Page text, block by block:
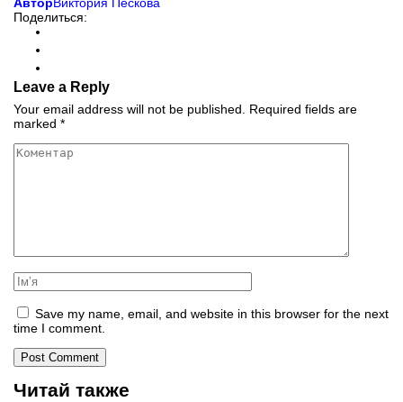
Поделиться:
Leave a Reply
Your email address will not be published.
Required fields are
marked *
Save my name, email, and website in this browser for the next
time I comment.
Читай также